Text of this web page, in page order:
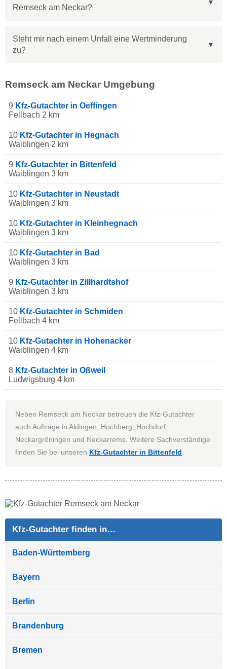
Remseck am Neckar?
Steht mir nach einem Unfall eine Wertminderung
zu?
Remseck am Neckar Umgebung
9 Kfz-Gutachter in Oeffingen
Fellbach 2 km
10 Kfz-Gutachter in Hegnach
Waiblingen 2 km
9 Kfz-Gutachter in Bittenfeld
Waiblingen 3 km
10 Kfz-Gutachter in Neustadt
Waiblingen 3 km
10 Kfz-Gutachter in Kleinhegnach
Waiblingen 3 km
10 Kfz-Gutachter in Bad
Waiblingen 3 km
9 Kfz-Gutachter in Zillhardtshof
Waiblingen 3 km
10 Kfz-Gutachter in Schmiden
Fellbach 4 km
10 Kfz-Gutachter in Hohenacker
Waiblingen 4 km
8 Kfz-Gutachter in Oßweil
Ludwigsburg 4 km
Neben Remseck am Neckar betreuen die Kfz-Gutachter
auch Aufträge in Aldingen, Hochberg, Hochdorf,
Neckargröningen und Neckarrems. Weitere Sachverständige
finden Sie bei unseren Kfz-Gutachter in Bittenfeld.
Kfz-Gutachter finden in…
Baden-Württemberg
Bayern
Berlin
Brandenburg
Bremen